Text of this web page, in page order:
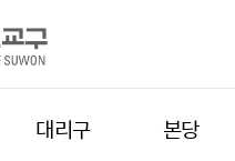
대리구 본당